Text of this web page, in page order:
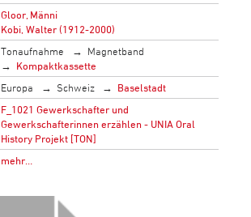
Gloor, Männi
Kobi, Walter (1912-2000)
Tonaufnahme
Magnetband
Kompaktkassette
Europa Schweiz
Baselstadt
F_1021 Gewerkschafter und
Gewerkschafterinnen erzählen - UNIA Oral
History Projekt [TON]
mehr…